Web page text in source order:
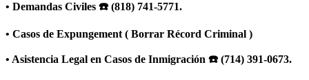
• Demandas Civiles ☎️ (818) 741-5771.
• Casos de Expungement ( Borrar Récord Criminal )
• Asistencia Legal en Casos de Inmigración ☎️ (714) 391-0673.